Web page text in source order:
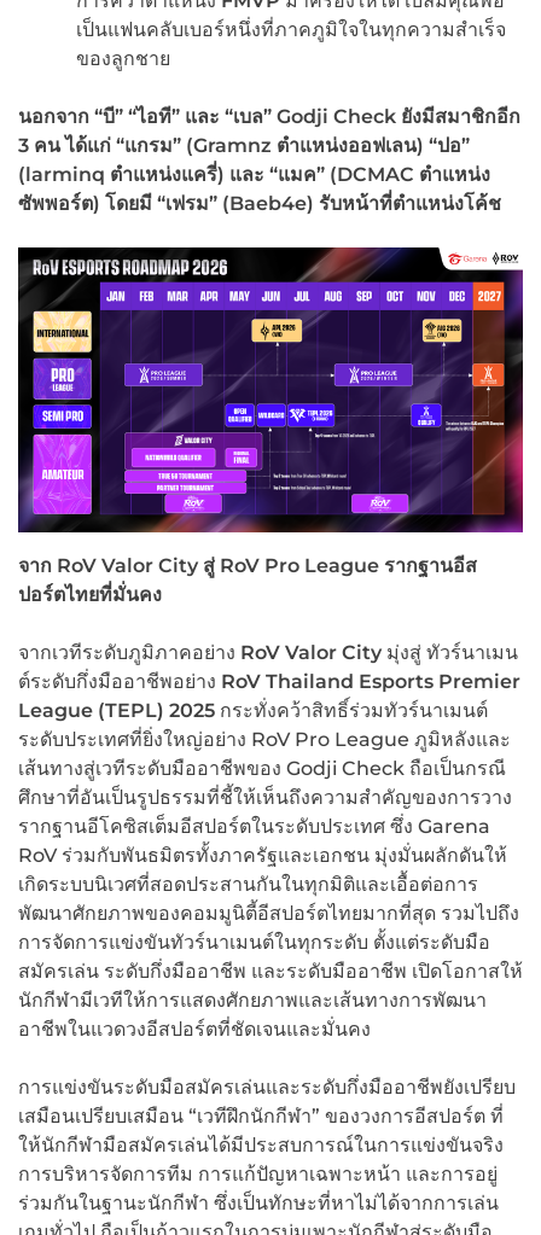
เป็นแฟนคลับเบอร์หนึ่งที่ภาคภูมิใจในทุกความสำเร็จ
ของลูกชาย
นอกจาก “บี” “ไอที” และ “เบล” Godji Check ยังมีสมาชิกอีก
3 คน ได้แก่ “แกรม” (Gramnz ตำแหน่งออฟเลน) “ปอ”
( larminq ตำแหน่งแครี่) และ “แมค” (DCMAC ตำแหน่ง
ซัพพอร์ต) โดยมี “เฟรม” (Baeb4e) รับหน้าที่ตำแหน่งโค้ช
จาก RoV Valor City สู่ RoV Pro League รากฐานอีส
ปอร์ตไทยที่มั่นคง
จากเวทีระดับภูมิภาคอย่าง RoV Valor City มุ่งสู่ ทัวร์นาเมน
ต์ระดับกึ่งมืออาชีพอย่าง RoV Thailand Esports Premier
League (TEPL) 2025 กระทั่งคว้าสิทธิ์ร่วมทัวร์นาเมนต์
ระดับประเทศที่ยิ่งใหญ่อย่าง RoV Pro League ภูมิหลังและ
เส้นทางสู่เวทีระดับมืออาชีพของ Godji Check ถือเป็นกรณี
ศึกษาที่อันเป็นรูปธรรมที่ชี้ให้เห็นถึงความสำคัญของการวาง
รากฐานอีโคซิสเต็มอีสปอร์ตในระดับประเทศ ซึ่ง Garena
RoV ร่วมกับพันธมิตรทั้งภาครัฐและเอกชน มุ่งมั่นผลักดันให้
เกิดระบบนิเวศที่สอดประสานกันในทุกมิติและเอื้อต่อการ
พัฒนาศักยภาพของคอมมูนิตี้อีสปอร์ตไทยมากที่สุด รวมไปถึง
การจัดการแข่งขันทัวร์นาเมนต์ในทุกระดับ ตั้งแต่ระดับมือ
สมัครเล่น ระดับกึ่งมืออาชีพ และระดับมืออาชีพ เปิดโอกาสให้
นักกีฬามีเวทีให้การแสดงศักยภาพและเส้นทางการพัฒนา
อาชีพในแวดวงอีสปอร์ตที่ชัดเจนและมั่นคง
การแข่งขันระดับมือสมัครเล่นและระดับกึ่งมืออาชีพยังเปรียบ
เสมือนเปรียบเสมือน “เวทีฝึกนักกีฬา” ของวงการอีสปอร์ต ที่
ให้นักกีฬามือสมัครเล่นได้มีประสบการณ์ในการแข่งขันจริง
การบริหารจัดการทีม การแก้ปัญหาเฉพาะหน้า และการอยู่
ร่วมกันในฐานะนักกีฬา ซึ่งเป็นทักษะที่หาไม่ได้จากการเล่น